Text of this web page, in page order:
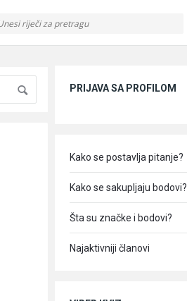
PRIJAVA SA PROFILOM
Kako se postavlja pitanje?
Kako se sakupljaju bodovi?
Šta su značke i bodovi?
Najaktivniji članovi